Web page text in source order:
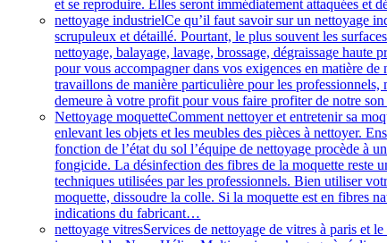
et se reproduire. Elles seront immédiatement attaquées et
nettoyage industrielCe qu’il faut savoir sur un nettoyage
scrupuleux et détaillé. Pourtant, le plus souvent les
nettoyage, balayage, lavage, brossage, dégraissage
pour vous accompagner dans vos exigences en matière
travaillons de manière particulière pour les
demeure à votre profit pour vous faire profiter de notre
Nettoyage moquetteComment nettoyer et entretenir sa
enlevant les objets et les meubles des pièces à nettoyer.
fonction de l’état du sol l’équipe de nettoyage procède à
fongicide. La désinfection des fibres de la moquette reste
techniques utilisées par les professionnels. Bien utiliser
moquette, dissoudre la colle. Si la moquette est en fibres
indications du fabricant…
nettoyage vitresServices de nettoyage de vitres à paris et